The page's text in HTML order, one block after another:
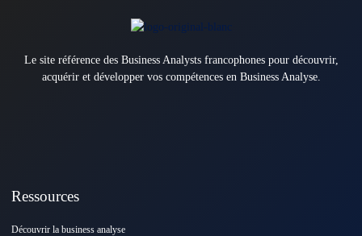
Le site référence des Business Analysts francophones pour découvrir,
acquérir et développer vos compétences en Business Analyse.
Ressources
Découvrir la business analyse